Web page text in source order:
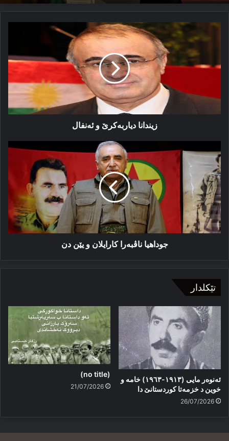
زیندانا
دیاربەكرێ
ئەنفال
زیندانا دیاربەكرێ و ئەنفال
جوداھیا
ناڤبەرا
كارایلان
و
یێن
دن
جوداھیا ناڤبەرا كارایلان و یێن دن
تێکلدار
ئەنوەر مایی (١٩١٣-١٩٦٣) خامە و
خوین د خزمەتا کوردستانێ دا
26/07/2026
(no title)
21/07/2026